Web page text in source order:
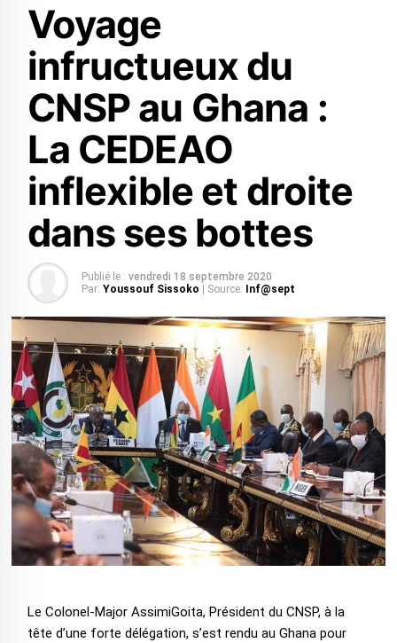
Voyage
infructueux du
CNSP au Ghana :
La CEDEAO
inflexible et droite
dans ses bottes
Publié le : vendredi 18 septembre 2020
Par: Youssouf Sissoko | Source: Inf@sept
Le Colonel-Major AssimiGoita, Président du CNSP, à la
tête d’une forte délégation, s’est rendu au Ghana pour